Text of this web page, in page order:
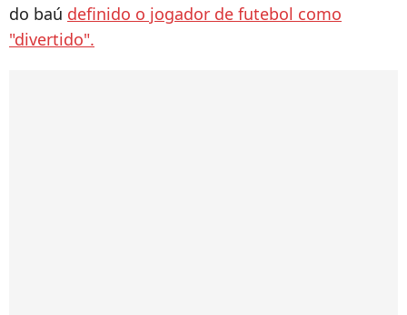
do baú definido o jogador de futebol como
"divertido".